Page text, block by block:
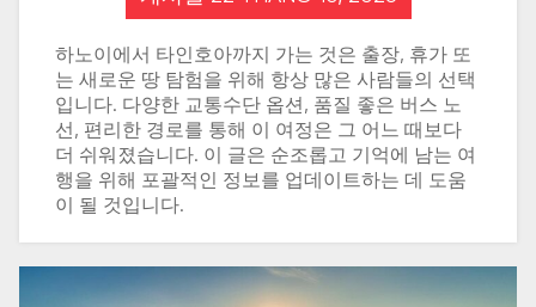
하노이에서 타인호아까지 가는 것은 출장, 휴가 또
는 새로운 땅 탐험을 위해 항상 많은 사람들의 선택
입니다. 다양한 교통수단 옵션, 품질 좋은 버스 노
선, 편리한 경로를 통해 이 여정은 그 어느 때보다
더 쉬워졌습니다. 이 글은 순조롭고 기억에 남는 여
행을 위해 포괄적인 정보를 업데이트하는 데 도움
이 될 것입니다.